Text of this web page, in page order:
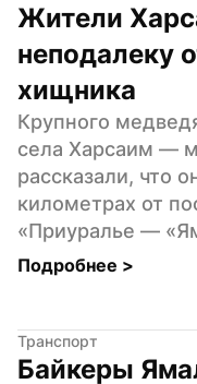
Жители
неподалеку
хищника
Крупного
села Харсаим —
рассказали, что
километрах от
«Приуралье —
Подробнее >
Транспорт
Байкеры